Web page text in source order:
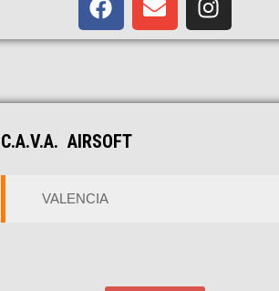
C.A.V.A. AIRSOFT
VALENCIA